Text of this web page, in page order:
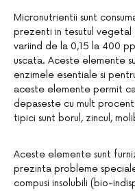
Micronutrientii sunt
prezenti in tesutul vegetal
variind de la 0,15 la 400
uscata. Aceste elemente
enzimele esentiale si
aceste elemente permit
depaseste cu mult
tipici sunt borul, zincul,
Aceste elemente sunt
prezinta probleme
compusi insolubili (bio-